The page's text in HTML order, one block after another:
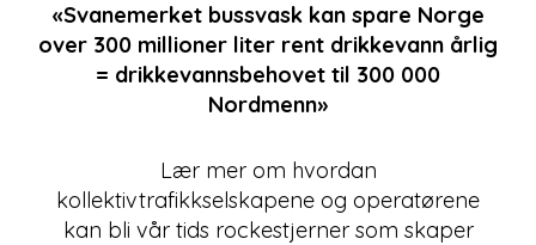
«Svanemerket bussvask kan spare Norge
over 300 millioner liter rent drikkevann årlig
= drikkevannsbehovet til 300 000
Nordmenn»
Lær mer om hvordan
kollektivtrafikkselskapene og operatørene
kan bli vår tids rockestjerner som skaper